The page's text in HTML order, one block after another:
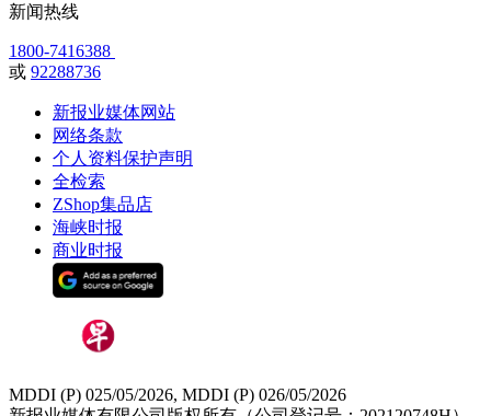
新闻热线
1800-7416388
或 92288736
新报业媒体网站
网络条款
个人资料保护声明
全检索
ZShop集品店
海峡时报
商业时报
MDDI (P) 025/05/2026, MDDI (P) 026/05/2026